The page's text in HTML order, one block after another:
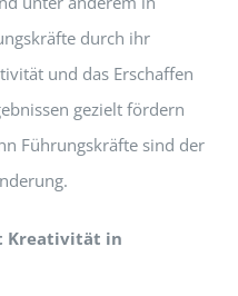
durch ihr
und das Erschaffen
gezielt fördern
Führungskräfte sind der
Kreativität in